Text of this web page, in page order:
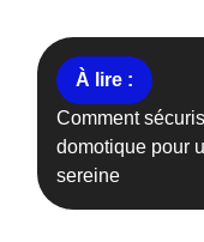
Comment
domotique pour
sereine